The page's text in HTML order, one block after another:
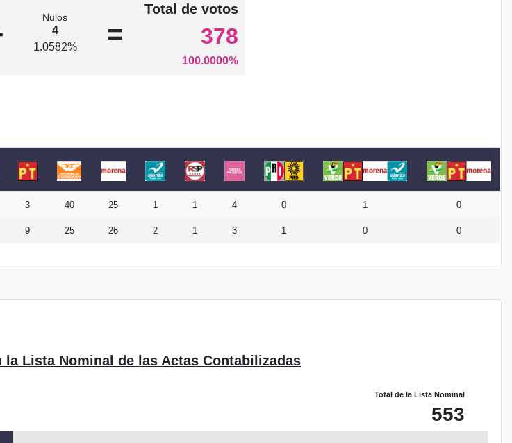
Nulos
4
1.0582%
=
Total de votos
378
100.0000%
3 40 25 1 1 4 0 1 0
9 25 26 2 1 3 1 0 0
Lista Nominal de las Actas Contabilizadas
Total de la Lista Nominal
553